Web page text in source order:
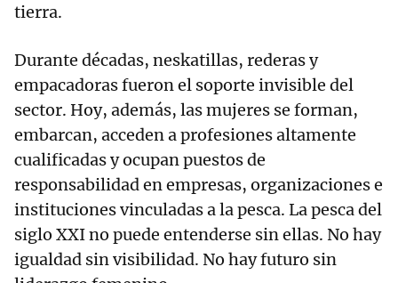
tierra.
Durante décadas, neskatillas, rederas y
empacadoras fueron el soporte invisible del
sector. Hoy, además, las mujeres se forman,
embarcan, acceden a profesiones altamente
cualificadas y ocupan puestos de
responsabilidad en empresas, organizaciones e
instituciones vinculadas a la pesca. La pesca del
siglo XXI no puede entenderse sin ellas. No hay
igualdad sin visibilidad. No hay futuro sin